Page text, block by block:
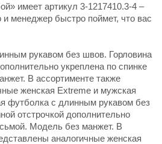
имеет артикул 3-1217410.3-4 –
и менеджер быстро поймет, что вас
рукавом без швов. Горловина
укреплена по спинке
В ассортименте также
женская Extreme и мужская
футболка с длинным рукавом без
отстрочкой дополнительно
Модель без манжет. В
аналогичные женская